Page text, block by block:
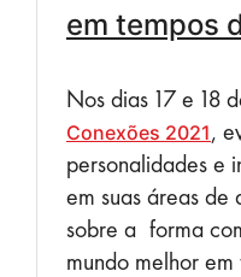
em tempos
Nos dias 17 e 18
Conexões 2021,
personalidades e
em suas áreas
sobre a forma
mundo melhor